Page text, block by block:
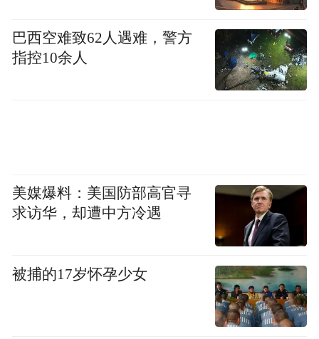
巴西空难致62人遇难，警方
指控10余人
美媒爆料：美国防部高官寻
求访华，却遭中方冷遇
被捕的17岁怀孕少女